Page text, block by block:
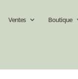
Ventes Boutique